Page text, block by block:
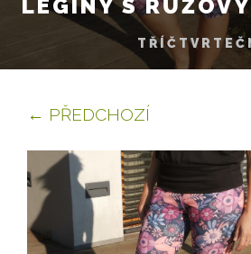
LEGINY S
← PŘEDCHOZÍ